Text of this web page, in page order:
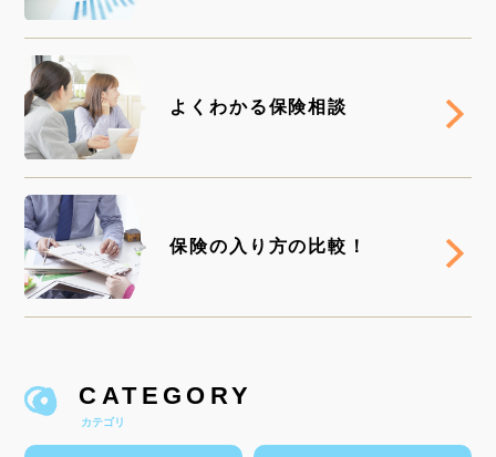
よくわかる保険相談
保険の入り方の比較！
CATEGORY
カテゴリ